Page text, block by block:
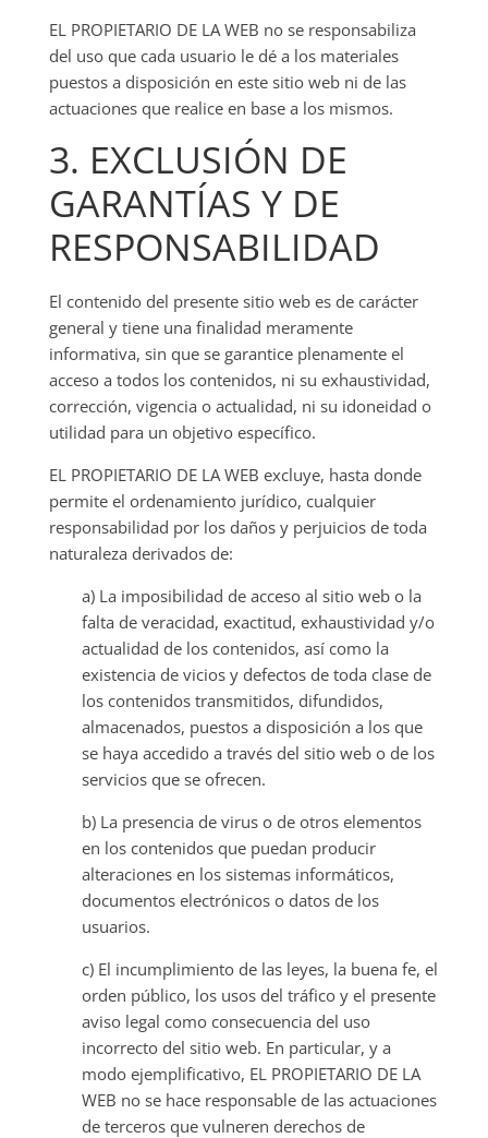
EL PROPIETARIO DE LA WEB no se responsabiliza
del uso que cada usuario le dé a los materiales
puestos a disposición en este sitio web ni de las
actuaciones que realice en base a los mismos.
3. EXCLUSIÓN DE
GARANTÍAS Y DE
RESPONSABILIDAD
El contenido del presente sitio web es de carácter
general y tiene una finalidad meramente
informativa, sin que se garantice plenamente el
acceso a todos los contenidos, ni su exhaustividad,
corrección, vigencia o actualidad, ni su idoneidad o
utilidad para un objetivo específico.
EL PROPIETARIO DE LA WEB excluye, hasta donde
permite el ordenamiento jurídico, cualquier
responsabilidad por los daños y perjuicios de toda
naturaleza derivados de:
a) La imposibilidad de acceso al sitio web o la
falta de veracidad, exactitud, exhaustividad y/o
actualidad de los contenidos, así como la
existencia de vicios y defectos de toda clase de
los contenidos transmitidos, difundidos,
almacenados, puestos a disposición a los que
se haya accedido a través del sitio web o de los
servicios que se ofrecen.
b) La presencia de virus o de otros elementos
en los contenidos que puedan producir
alteraciones en los sistemas informáticos,
documentos electrónicos o datos de los
usuarios.
c) El incumplimiento de las leyes, la buena fe, el
orden público, los usos del tráfico y el presente
aviso legal como consecuencia del uso
incorrecto del sitio web. En particular, y a
modo ejemplificativo, EL PROPIETARIO DE LA
WEB no se hace responsable de las actuaciones
de terceros que vulneren derechos de